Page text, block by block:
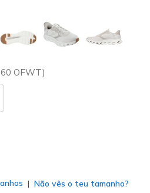
OFWT)
Não vês o teu tamanho?